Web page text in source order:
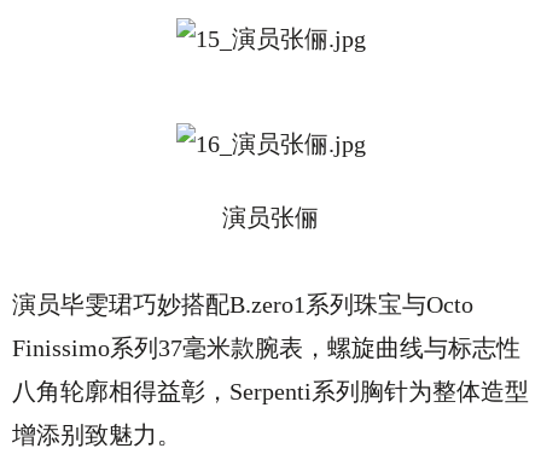
演员张俪
演员毕雯珺巧妙搭配B.zero1系列珠宝与Octo
Finissimo系列37毫米款腕表，螺旋曲线与标志性
八角轮廓相得益彰，Serpenti系列胸针为整体造型
增添别致魅力。